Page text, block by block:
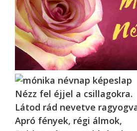
Nézz fel éjjel a csillagokra.
Látod rád nevetve
Apró fények, régi álmok,